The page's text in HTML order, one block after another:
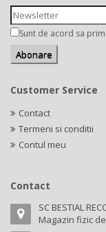
Sunt de acord sa
Customer Service
Contact
Termeni si conditii
Contul meu
Contact
SC BESTIAL
Magazin fizic